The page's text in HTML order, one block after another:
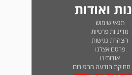
ואודות
תנאי שימוש
מדיניות פרטיות
הצהרת נגישות
פרסם אצלנו
אודותינו
הודעה מהפורום